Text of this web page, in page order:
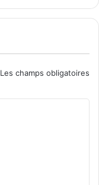
Les champs obligatoires